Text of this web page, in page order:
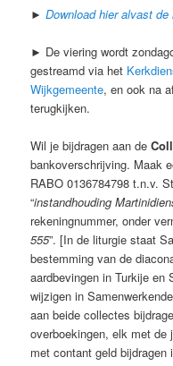
►Download hier alvast de
► De viering wordt
gestreamd via het
Wijkgemeente, en ook na
terugkijken.
Wil je bijdragen aan de
bankoverschrijving. Maak
RABO 0136784798 t.n.v.
“instandhouding
rekeningnummer, onder
555”. [In de liturgie staat
bestemming van de
aardbevingen in Turkije
wijzigen in
aan beide collectes
overboekingen, elk met
met contant geld bijdragen